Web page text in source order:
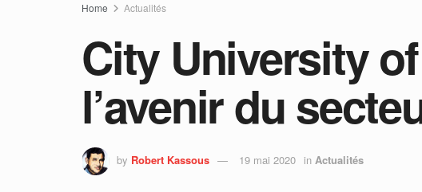
Home Actualités
City University
l’avenir du
by Robert Kassous 19 mai 2020 in Actualités